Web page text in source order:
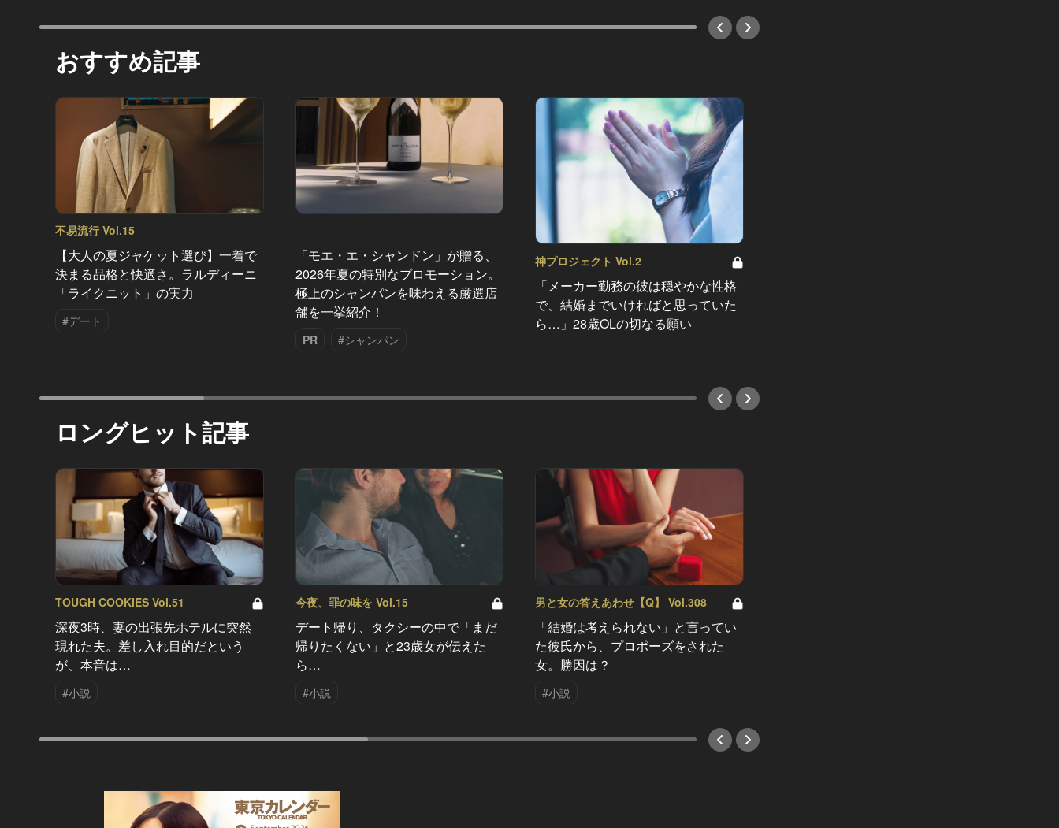
おすすめ記事
不易流行 Vol.15
【大人の夏ジャケット選び】一着で
決まる品格と快適さ。ラルディーニ
「ライクニット」の実力
#デート
「モエ・エ・シャンドン」が贈る、
2026年夏の特別なプロモーション。
極上のシャンパンを味わえる厳選店
舗を一挙紹介！
PR #シャンパン
神プロジェクト Vol.2
「メーカー勤務の彼は穏やかな性格
で、結婚までいければと思っていた
ら…」28歳OLの切なる願い
ロングヒット記事
TOUGH COOKIES Vol.51
深夜3時、妻の出張先ホテルに突然
現れた夫。差し入れ目的だという
が、本音は…
#小説
今夜、罪の味を Vol.15
デート帰り、タクシーの中で「まだ
帰りたくない」と23歳女が伝えた
ら…
#小説
男と女の答えあわせ【Q】 Vol.308
「結婚は考えられない」と言ってい
た彼氏から、プロポーズをされた
女。勝因は？
#小説